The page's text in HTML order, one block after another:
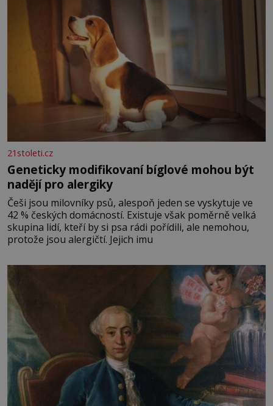
21stoleti.cz
Geneticky modifikovaní bíglové mohou být
nadějí pro alergiky
Češi jsou milovníky psů, alespoň jeden se vyskytuje ve
42 % českých domácností. Existuje však poměrně velká
skupina lidí, kteří by si psa rádi pořídili, ale nemohou,
protože jsou alergičtí. Jejich imu